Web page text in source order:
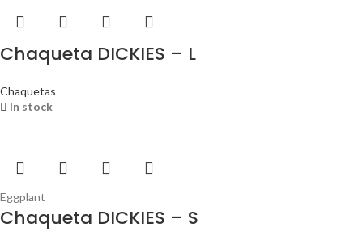
Chaqueta DICKIES – L
Chaquetas
In stock
Eggplant
Chaqueta DICKIES – S